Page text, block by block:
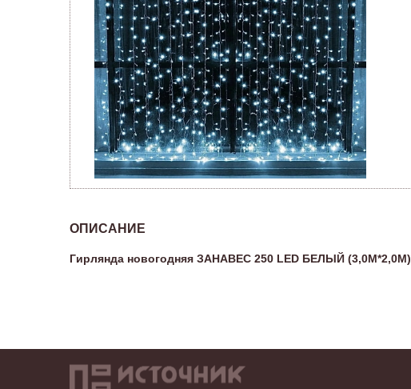
ОПИСАНИЕ
Гирлянда новогодняя ЗАНАВЕС 250 LED БЕЛЫЙ (3,0М*2,0М)